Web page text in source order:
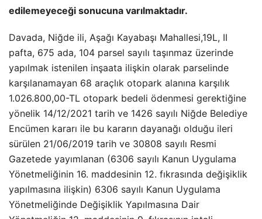
edilemeyeceği sonucuna varılmaktadır.
Davada, Niğde ili, Aşağı Kayabaşı Mahallesi,19L, II
pafta, 675 ada, 104 parsel sayılı taşınmaz üzerinde
yapılmak istenilen inşaata ilişkin olarak parselinde
karşılanamayan 68 araçlık otopark alanına karşılık
1.026.800,00-TL otopark bedeli ödenmesi gerektiğine
yönelik 14/12/2021 tarih ve 1426 sayılı Niğde Belediye
Encümen kararı ile bu kararın dayanağı olduğu ileri
sürülen 21/06/2019 tarih ve 30808 sayılı Resmi
Gazetede yayımlanan (6306 sayılı Kanun Uygulama
Yönetmeliğinin 16. maddesinin 12. fıkrasında değişiklik
yapılmasına ilişkin) 6306 sayılı Kanun Uygulama
Yönetmeliğinde Değişiklik Yapılmasına Dair